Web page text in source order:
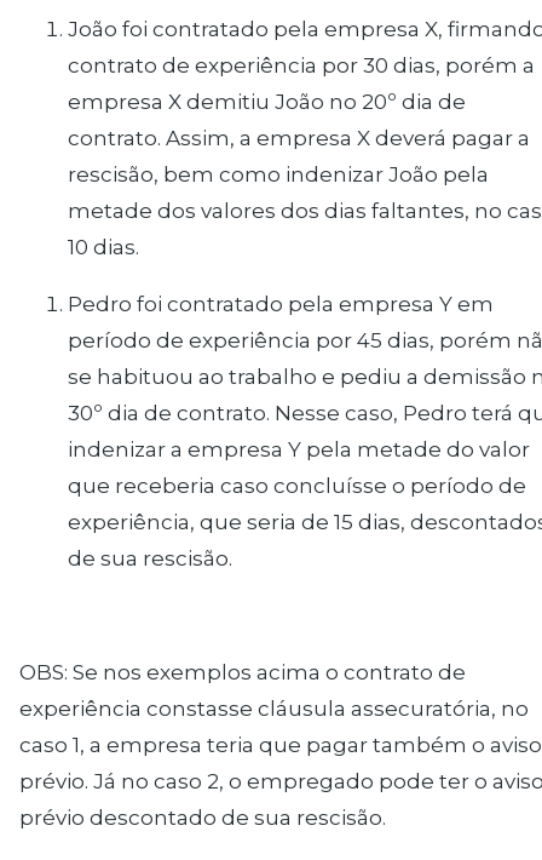
João foi contratado pela empresa X,
contrato de experiência por 30 dias, porém a
empresa X demitiu João no 20º dia de
contrato. Assim, a empresa X deverá pagar a
rescisão, bem como indenizar João pela
metade dos valores dos dias faltantes, no
10 dias.
Pedro foi contratado pela empresa Y em
período de experiência por 45 dias, porém
se habituou ao trabalho e pediu a demissão
30º dia de contrato. Nesse caso, Pedro terá
indenizar a empresa Y pela metade do valor
que receberia caso concluísse o período de
experiência, que seria de 15 dias,
de sua rescisão.
OBS: Se nos exemplos acima o contrato de
experiência constasse cláusula assecuratória, no
caso 1, a empresa teria que pagar também o aviso
prévio. Já no caso 2, o empregado pode ter o
prévio descontado de sua rescisão.